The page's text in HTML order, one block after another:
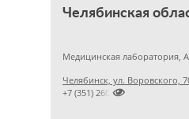
Медицинская лаборатория,
Челябинск, ул. Воровского,

+7 (351) 2609824